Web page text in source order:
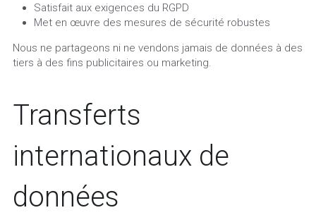
Satisfait aux exigences du RGPD
Met en œuvre des mesures de sécurité robustes
Nous ne partageons ni ne vendons jamais de données à des
tiers à des fins publicitaires ou marketing.
Transferts
internationaux de
données